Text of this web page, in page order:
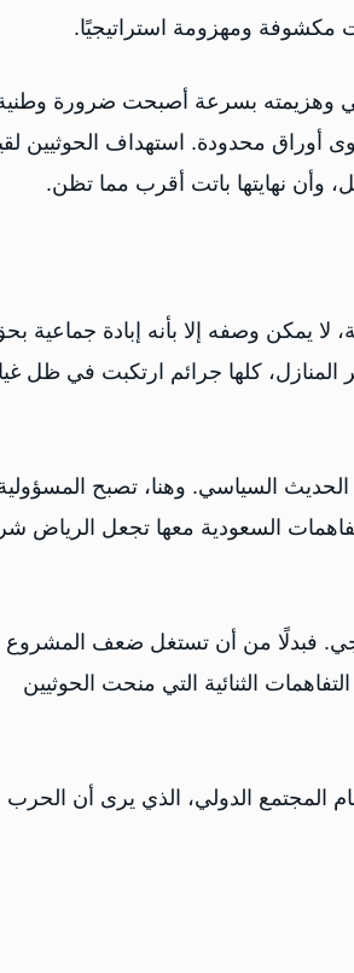
مكشوفة ومهزومة استراتيجيًا.
وهزيمته بسرعة أصبحت ضرورة
أوراق محدودة. استهداف الحوثيين
وأن نهايتها باتت أقرب مما تظن.
يمكن وصفه إلا بأنه إبادة جماعية
المنازل، كلها جرائم ارتكبت في ظل
الحديث السياسي. وهنا، تصبح
السعودية معها تجعل الرياض
فبدلًا من أن تستغل ضعف المشروع
الثنائية التي منحت الحوثيين
المجتمع الدولي، الذي يرى أن